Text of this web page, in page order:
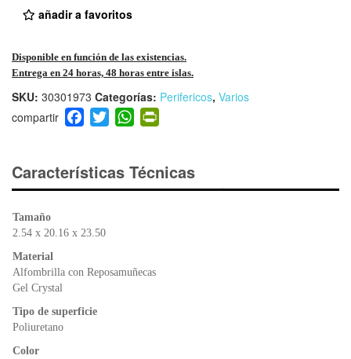
añadir a favoritos
Disponible en función de las existencias.
Entrega en 24 horas, 48 horas entre islas.
SKU: 30301973 Categorías: Perifericos, Varios
F
a
e
b
o
T
wi
er
W
h
s
A
ri
e
Características Técnicas
Tamaño
2.54 x 20.16 x 23.50
Material
Alfombrilla con Reposamuñecas
Gel Crystal
Tipo de superficie
Poliuretano
Color